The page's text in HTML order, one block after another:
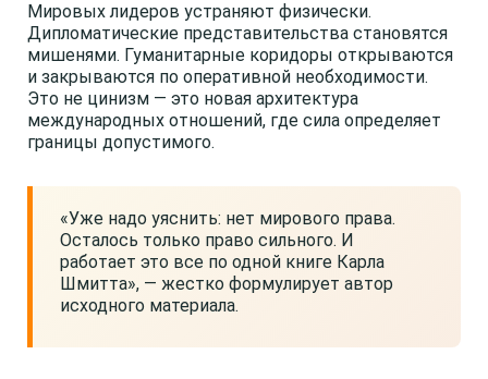
Мировых лидеров устраняют физически.
Дипломатические представительства становятся
мишенями. Гуманитарные коридоры открываются
и закрываются по оперативной необходимости.
Это не цинизм — это новая архитектура
международных отношений, где сила определяет
границы допустимого.
«Уже надо уяснить: нет мирового права.
Осталось только право сильного. И
работает это все по одной книге Карла
Шмитта», — жестко формулирует автор
исходного материала.